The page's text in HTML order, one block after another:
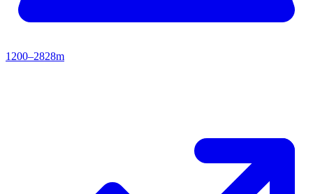
1200–2828m